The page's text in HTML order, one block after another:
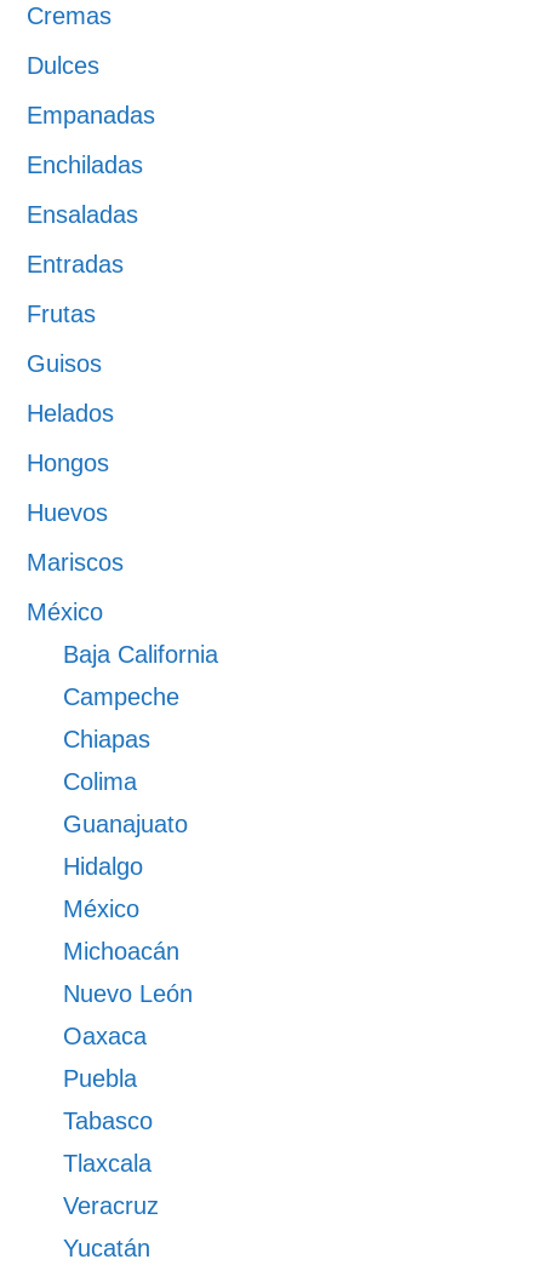
Cremas
Dulces
Empanadas
Enchiladas
Ensaladas
Entradas
Frutas
Guisos
Helados
Hongos
Huevos
Mariscos
México
Baja California
Campeche
Chiapas
Colima
Guanajuato
Hidalgo
México
Michoacán
Nuevo León
Oaxaca
Puebla
Tabasco
Tlaxcala
Veracruz
Yucatán